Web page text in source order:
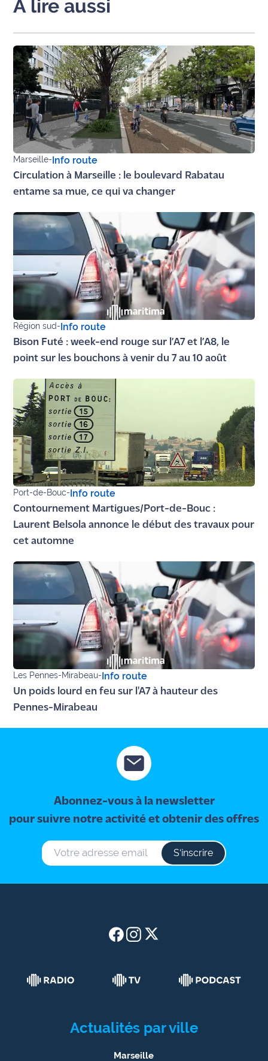
et voir
Maritima
Qui
sommes
nous ?
Devenir
annonceur
Recrutement
Mention
légales
Conditions
générales
d'utilisation du
site maritima.fr
Archives
A lire aussi
Marseille-Info route
Circulation à Marseille : le boulevard Rabatau
entame sa mue, ce qui va changer
Région sud-Info route
Bison Futé : week-end rouge sur l’A7 et l’A8, le
point sur les bouchons à venir du 7 au 10 août
Port-de-Bouc-Info route
Contournement Martigues/Port-de-Bouc :
Laurent Belsola annonce le début des travaux pour
cet automne
Les Pennes-Mirabeau-Info route
Un poids lourd en feu sur l'A7 à hauteur des
Pennes-Mirabeau
Abonnez-vous à la newsletter
pour suivre notre activité et obtenir des offres
S‘inscrire
Actualités par ville
Marseille